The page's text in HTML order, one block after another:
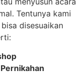
Tentunya kami
disesuaikan